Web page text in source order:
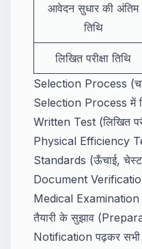
आवेदन सुधार की अंतिम
तिथि
लिखित परीक्षा तिथि
Selection Process
Selection Process में
Written Test (लिखित
Physical Efficiency
Standards (ऊँचाई,
Document
Medical Examination
तैयारी के सुझाव
Notification पढ़कर सभी